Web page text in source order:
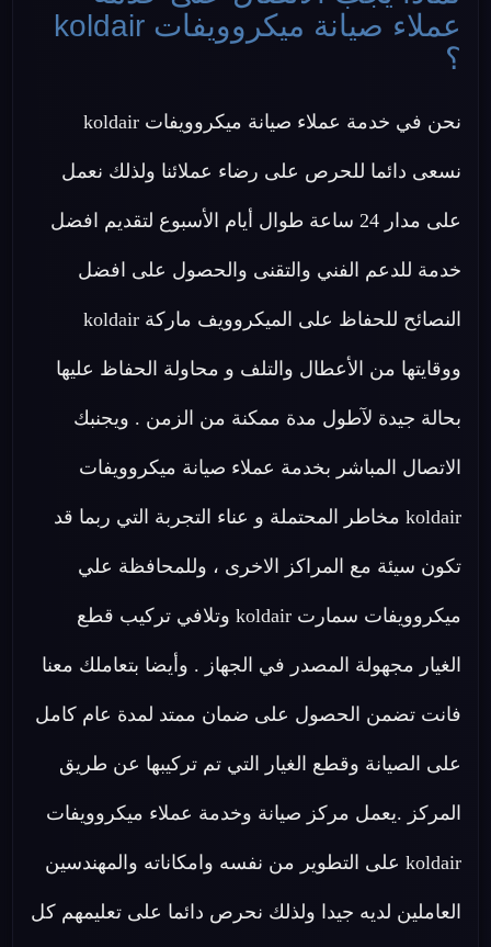
عملاء صيانة ميكروويفات koldair
؟
نحن في خدمة عملاء صيانة ميكروويفات koldair
نسعى دائما للحرص على رضاء عملائنا ولذلك نعمل
على مدار 24 ساعة طوال أيام الأسبوع لتقديم افضل
خدمة للدعم الفني والتقنى والحصول على افضل
النصائح للحفاظ على الميكروويف ماركة koldair
ووقايتها من الأعطال والتلف و محاولة الحفاظ عليها
بحالة جيدة لآطول مدة ممكنة من الزمن . ويجنبك
الاتصال المباشر بخدمة عملاء صيانة ميكروويفات
koldair مخاطر المحتملة و عناء التجربة التي ربما قد
تكون سيئة مع المراكز الاخرى ، وللمحافظة علي
ميكروويفات سمارت koldair وتلافي تركيب قطع
الغيار مجهولة المصدر في الجهاز . وأيضا بتعاملك معنا
فانت تضمن الحصول على ضمان ممتد لمدة عام كامل
على الصيانة وقطع الغيار التي تم تركيبها عن طريق
المركز .يعمل مركز صيانة وخدمة عملاء ميكروويفات
koldair على التطوير من نفسه وامكاناته والمهندسين
العاملين لديه جيدا ولذلك نحرص دائما على تعليمهم كل